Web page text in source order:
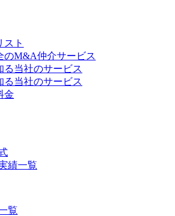
スト
のM&A仲介サービス
る当社のサービス
る当社のサービス
金
績一覧
覧